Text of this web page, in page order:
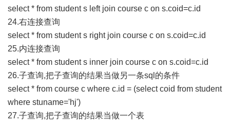
select * from student s left join course c on s.coid=c.id
24.右连接查询
select * from student s right join course c on s.coid=c.id
25.内连接查询
select * from student s inner join course c on s.coid=c.id
26.子查询,把子查询的结果当做另一条sql的条件
select * from course c where c.id = (select coid from student
where stuname='hj')
27.子查询,把子查询的结果当做一个表